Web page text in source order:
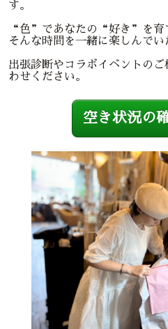
す。
“色”であなたの“好き”を育
そんな時間を一緒に楽しんでい
出張診断やコラボイベントの
わせください。
空き状況の